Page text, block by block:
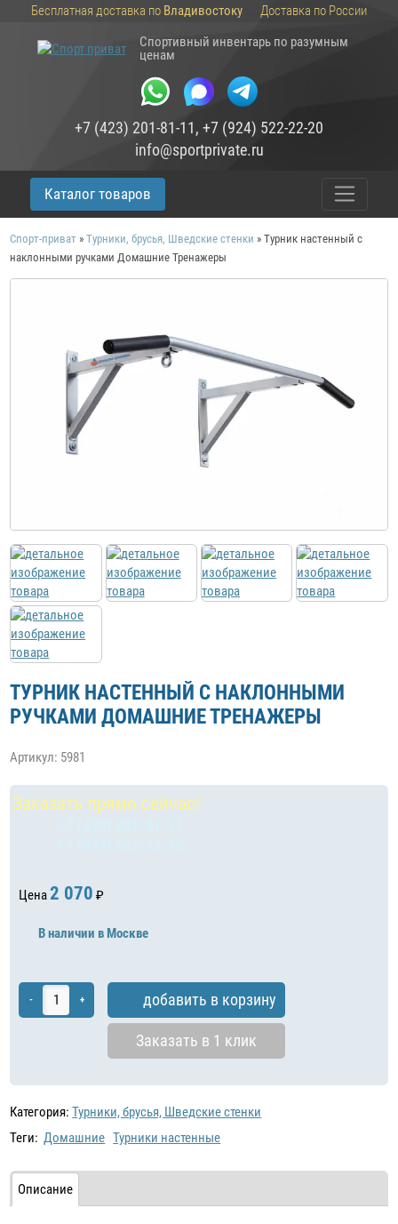
Бесплатная доставка по Владивостоку
Доставка по России
Спортивный инвентарь по разумным
ценам
+7 (423) 201-81-11, +7 (924) 522-22-20
info@sportprivate.ru
Каталог товаров
Спорт-приват »Турники, брусья, Шведские стенки »Турник настенный с
наклонными ручками Домашние Тренажеры
ТУРНИК НАСТЕННЫЙ С НАКЛОННЫМИ
РУЧКАМИ ДОМАШНИЕ ТРЕНАЖЕРЫ
Артикул: 5981
Заказать прямо сейчас!
Цена2 070 ₽
В наличии в Москве
- + добавить в корзину
Заказать в 1 клик
Категория:Турники, брусья, Шведские стенки
Теги: Домашние Турники настенные
Описание